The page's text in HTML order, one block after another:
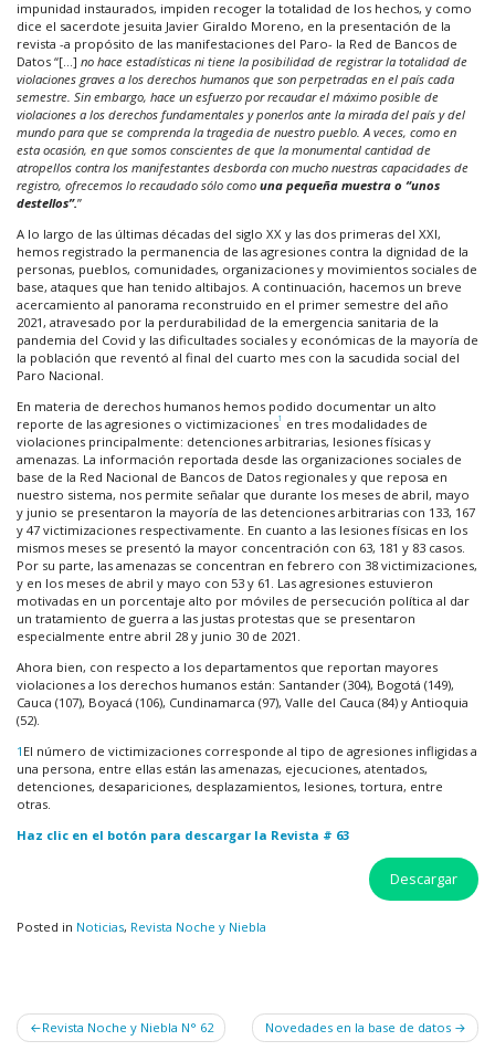
impunidad instaurados, impiden recoger la totalidad de los hechos, y como
dice el sacerdote jesuita Javier Giraldo Moreno, en la presentación de la
revista -a propósito de las manifestaciones del Paro- la Red de Bancos de
Datos “[…] no hace estadísticas ni tiene la posibilidad de registrar la totalidad de
violaciones graves a los derechos humanos que son perpetradas en el país cada
semestre. Sin embargo, hace un esfuerzo por recaudar el máximo posible de
violaciones a los derechos fundamentales y ponerlos ante la mirada del país y del
mundo para que se comprenda la tragedia de nuestro pueblo. A veces, como en
esta ocasión, en que somos conscientes de que la monumental cantidad de
atropellos contra los manifestantes desborda con mucho nuestras capacidades de
registro, ofrecemos lo recaudado sólo como una pequeña muestra o “unos
destellos”.”
A lo largo de las últimas décadas del siglo XX y las dos primeras del XXI,
hemos registrado la permanencia de las agresiones contra la dignidad de la
personas, pueblos, comunidades, organizaciones y movimientos sociales de
base, ataques que han tenido altibajos. A continuación, hacemos un breve
acercamiento al panorama reconstruido en el primer semestre del año
2021, atravesado por la perdurabilidad de la emergencia sanitaria de la
pandemia del Covid y las dificultades sociales y económicas de la mayoría de
la población que reventó al final del cuarto mes con la sacudida social del
Paro Nacional.
En materia de derechos humanos hemos podido documentar un alto
reporte de las agresiones o victimizaciones1
en tres modalidades de
violaciones principalmente: detenciones arbitrarias, lesiones físicas y
amenazas. La información reportada desde las organizaciones sociales de
base de la Red Nacional de Bancos de Datos regionales y que reposa en
nuestro sistema, nos permite señalar que durante los meses de abril, mayo
y junio se presentaron la mayoría de las detenciones arbitrarias con 133, 167
y 47 victimizaciones respectivamente. En cuanto a las lesiones físicas en los
mismos meses se presentó la mayor concentración con 63, 181 y 83 casos.
Por su parte, las amenazas se concentran en febrero con 38 victimizaciones,
y en los meses de abril y mayo con 53 y 61. Las agresiones estuvieron
motivadas en un porcentaje alto por móviles de persecución política al dar
un tratamiento de guerra a las justas protestas que se presentaron
especialmente entre abril 28 y junio 30 de 2021.
Ahora bien, con respecto a los departamentos que reportan mayores
violaciones a los derechos humanos están: Santander (304), Bogotá (149),
Cauca (107), Boyacá (106), Cundinamarca (97), Valle del Cauca (84) y Antioquia
(52).
1 El número de victimizaciones corresponde al tipo de agresiones infligidas a
una persona, entre ellas están las amenazas, ejecuciones, atentados,
detenciones, desapariciones, desplazamientos, lesiones, tortura, entre
otras.
Haz clic en el botón para descargar la Revista # 63
Descargar
Posted in Noticias, Revista Noche y Niebla
Navegación
Revista Noche y Niebla N° 62 Novedades en la base de datos